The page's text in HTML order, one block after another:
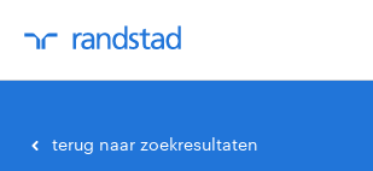
terug naar zoekresultaten